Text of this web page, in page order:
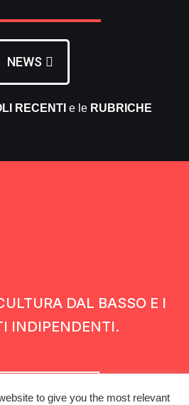
NEWS
RECENTI e le RUBRICHE
DAL BASSO E I
INDIPENDENTI.
to give you the most relevant